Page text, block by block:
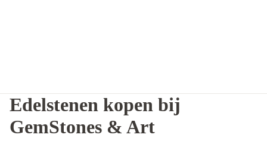
Edelstenen kopen bij
GemStones & Art